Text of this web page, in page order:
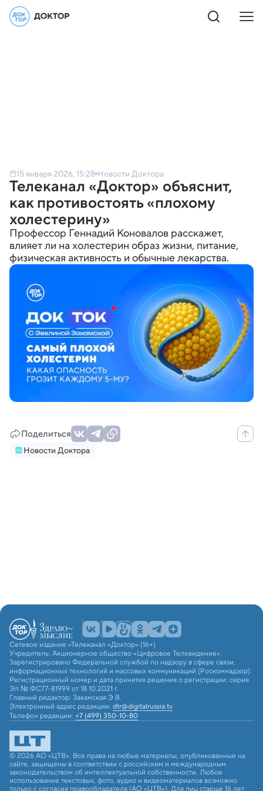
15 января 2026, 15:28 Новости Доктора
Телеканал «Доктор» объяснит,
как противостоять «плохому
холестерину»
Профессор Геннадий Коновалов расскажет,
влияет ли на холестерин образ жизни, питание,
физическая активность и обычные лекарства.
Поделиться
Новости Доктора
Сетевое издание «Телеканал «Доктор» (16+)
Учредитель: Акционерное общество «Цифровое Телевидение».
Зарегистрировано Федеральной службой по надзору в сфере связи,
информационных технологий и массовых коммуникаций (Роскомнадзор).
Регистрационный номер и дата принятия решения о регистрации: серия
Эл № ФС77-81999 от 18.10.2021 г.
Главный редактор: Закамская Э.В.
Электронный адрес редакции: dtr@digitalrussia.tv
Телефон редакции: +7 (499) 350-10-80
© 2026 АО «ЦТВ». Все права на любые материалы, опубликованные на
сайте, защищены в соответствии с российским и международным
законодательством об интеллектуальной собственности. Любое
использование текстовых, фото, аудио и видеоматериалов возможно
только с согласия правообладателя (АО «ЦТВ»). Для лиц старше 16 лет.